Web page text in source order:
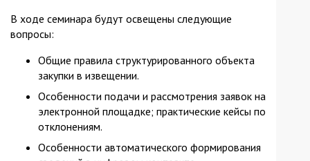
В ходе семинара будут освещены следующие
вопросы:
Общие правила структурированного объекта
закупки в извещении.
Особенности подачи и рассмотрения заявок на
электронной площадке; практические кейсы по
отклонениям.
Особенности автоматического формирования